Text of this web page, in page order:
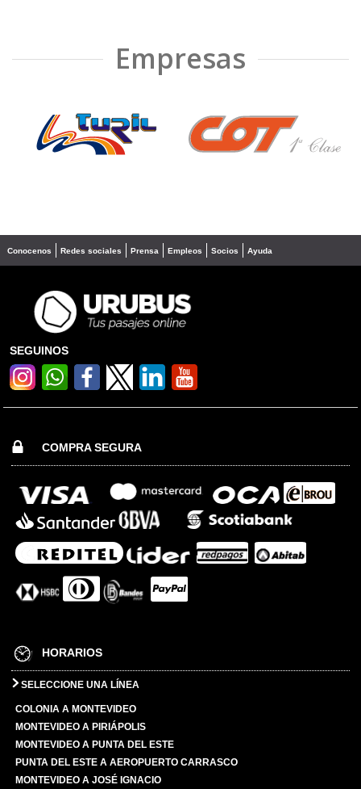
Empresas
❮ ❯
Conocenos Redes sociales Prensa Empleos Socios Ayuda
SEGUINOS
COMPRA SEGURA
HORARIOS
SELECCIONE UNA LÍNEA
COLONIA A MONTEVIDEO
MONTEVIDEO A PIRIÁPOLIS
MONTEVIDEO A PUNTA DEL ESTE
PUNTA DEL ESTE A AEROPUERTO CARRASCO
MONTEVIDEO A JOSÉ IGNACIO